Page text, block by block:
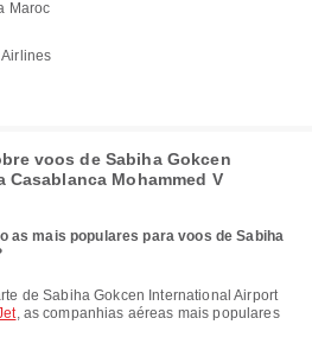
Maroc
voos de Sabiha Gokcen
Mohammed V
as mais populares para voos de Sabiha
, as companhias aéreas mais populares